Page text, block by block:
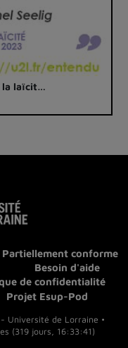
la laïcit…
conforme
Besoin d'aide
de confidentialité
Projet Esup-Pod
Université de Lorraine •
(319 jours, 16:33:41)